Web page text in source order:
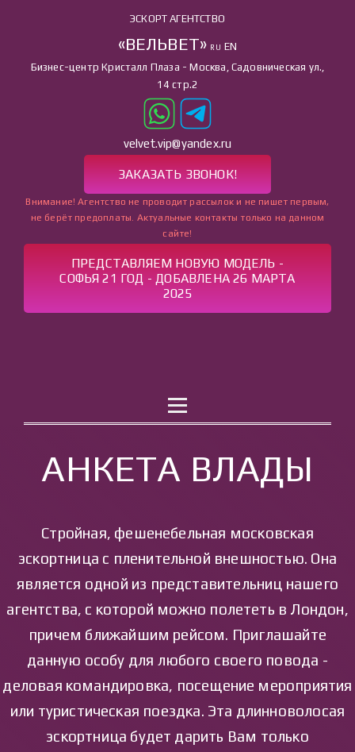
ЭСКОРТ АГЕНТСТВО
«ВЕЛЬВЕТ» RU EN
Бизнес-центр Кристалл Плаза - Москва, Садовническая ул.,
14 стр.2
velvet.vip@yandex.ru
ЗАКАЗАТЬ ЗВОНОК!
Внимание! Агентство не проводит рассылок и не пишет первым,
не берёт предоплаты. Актуальные контакты только на данном
сайте!
ПРЕДСТАВЛЯЕМ НОВУЮ МОДЕЛЬ -
СОФЬЯ 21 ГОД - ДОБАВЛЕНА 26 МАРТА
2025
АНКЕТА ВЛАДЫ
Стройная, фешенебельная московская
эскортница с пленительной внешностью. Она
является одной из представительниц нашего
агентства, с которой можно полететь в Лондон,
причем ближайшим рейсом. Приглашайте
данную особу для любого своего повода -
деловая командировка, посещение мероприятия
или туристическая поездка. Эта длинноволосая
эскортница будет дарить Вам только